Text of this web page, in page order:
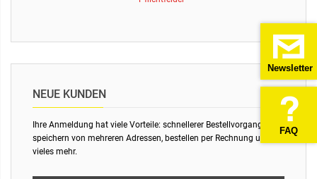
Newsletter
FAQ
NEUE KUNDEN
Ihre Anmeldung hat viele Vorteile: schnellerer Bestellvorgang,
speichern von mehreren Adressen, bestellen per Rechnung und
vieles mehr.